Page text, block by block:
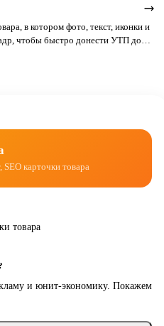
в котором фото, текст, иконки и
чтобы быстро донести УТП до
карточки товара
товара
и юнит-экономику. Покажем